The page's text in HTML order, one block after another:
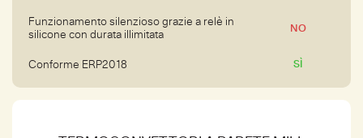
Funzionamento silenzioso grazie a relè in
silicone con durata illimitata
NO
Conforme ERP2018 SÌ